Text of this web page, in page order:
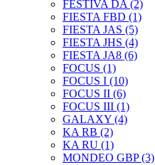
FESTIVA DA (2)
FIESTA FBD (1)
FIESTA JAS (5)
FIESTA JHS (4)
FIESTA JA8 (6)
FOCUS (1)
FOCUS I (10)
FOCUS II (6)
FOCUS III (1)
GALAXY (4)
KA RB (2)
KA RU (1)
MONDEO GBP (3)